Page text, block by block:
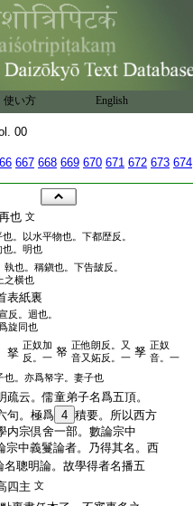
使い方 English
00
667 668 669 670 671 672 673 674
也 文
也。以水平物也。下都歴反。
也。明也
執也。稱鎭也。下告皷反。
之横也
表紙裏
反。迴也。
旋同也
拏
正奴加
反。一 帑 正他朗反。又
音又妬反。一 孥 正奴
音。一
也。亦爲帑字。妻子也
疏云。儒童弟子名爲五頂。
句。極爲 4 積要。所以西方
内宗倶舍一部。數論宗中
宗中義鬘論者。乃得其名。西
名聰明論。故學得者名播五
四主 文